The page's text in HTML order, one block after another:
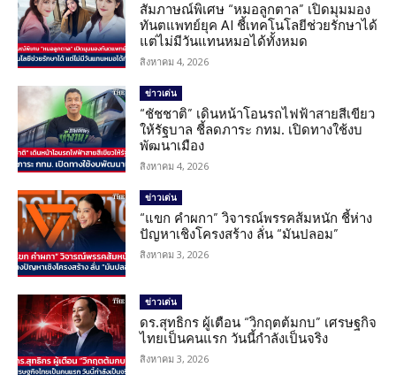
สัมภาษณ์พิเศษ “หมอลูกตาล” เปิดมุมมอง
ทันตแพทย์ยุค AI ชี้เทคโนโลยีช่วยรักษาได้
แต่ไม่มีวันแทนหมอได้ทั้งหมด
สิงหาคม 4, 2026
ข่าวเด่น
“ชัชชาติ” เดินหน้าโอนรถไฟฟ้าสายสีเขียว
ให้รัฐบาล ชี้ลดภาระ กทม. เปิดทางใช้งบ
พัฒนาเมือง
สิงหาคม 4, 2026
ข่าวเด่น
“แขก คำผกา” วิจารณ์พรรคส้มหนัก ชี้ห่าง
ปัญหาเชิงโครงสร้าง ลั่น “มันปลอม”
สิงหาคม 3, 2026
ข่าวเด่น
ดร.สุทธิกร ผู้เตือน “วิกฤตต้มกบ” เศรษฐกิจ
ไทยเป็นคนแรก วันนี้กำลังเป็นจริง
สิงหาคม 3, 2026